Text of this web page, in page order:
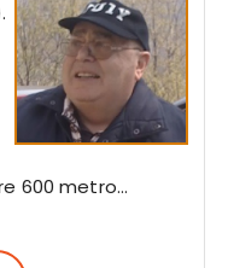
600 metro…